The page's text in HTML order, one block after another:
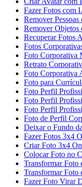
Fazer Fotos com
Remover Pessoas
Remover Objetos
Recuperar Fotos
Fotos
Foto Corporativa
Retrato
Foto Corporativa
Foto para
Foto Perfil
Foto Perfil
Foto Perfil
Foto de Perfil
Deixar o Fundo
Fazer Fotos 3x4
Criar Foto 3x4
Colocar Foto no
Transformar Foto
Transformar Foto
Fazer Foto Virar